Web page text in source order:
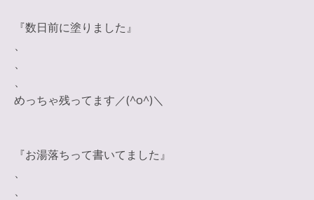
『数日前に塗りました』
、
、
、
めっちゃ残ってます／(^o^)＼
『お湯落ちって書いてました』
、
、